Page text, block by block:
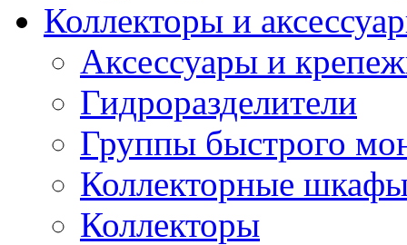
Коллекторы и
Аксессуары и
Гидроразделители
Группы быстрого
Коллекторные
Коллекторы